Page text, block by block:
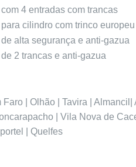
4 entradas com trancas
cilindro com trinco europeu
alta segurança e anti-gazua
2 trancas e anti-gazua
| Olhão | Tavira | Almancil|
| Vila Nova de
| Quelfes